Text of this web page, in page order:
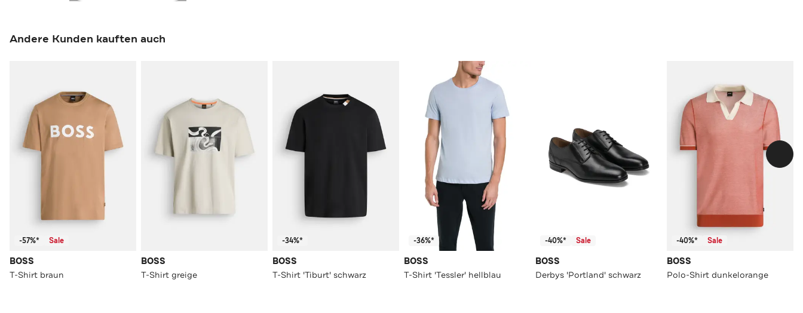
Andere Kunden kauften auch
-57%* Sale
BOSS
T-Shirt braun
BOSS
T-Shirt greige
-34%*
BOSS
T-Shirt 'Tiburt' schwarz
-36%*
BOSS
T-Shirt 'Tessler' hellblau
-40%* Sale
BOSS
Derbys 'Portland' schwarz
-40%* Sale
BOSS
Polo-Shirt dunkelorange